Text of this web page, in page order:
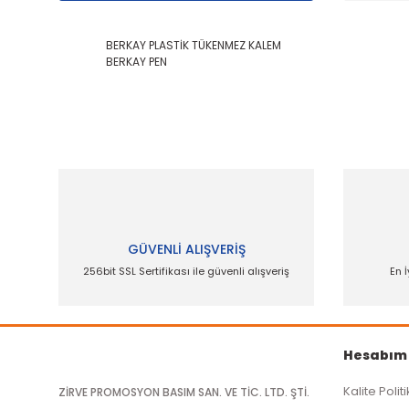
BERKAY PLASTİK TÜKENMEZ KALEM
BERKAY PEN
Ürün fiyatı diğer sitelerden daha pahalı.
Bu ürüne benzer farklı alternatifler olmalı.
GÜVENLİ ALIŞVERİŞ
256bit SSL Sertifikası ile güvenli alışveriş En
ZİRVE PROMOSYON BASIM SAN. VE TİC. LTD. ŞTİ.
Hesabım
Kalite